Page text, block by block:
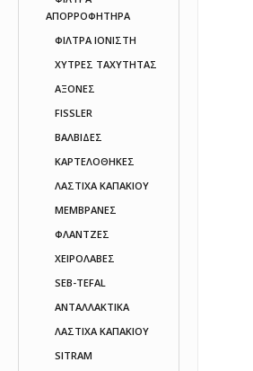
ΑΠΟΡΡΟΦΗΤΗΡΑ
ΦΙΛΤΡΑ ΙΟΝΙΣΤΗ
ΧΥΤΡΕΣ ΤΑΧΥΤΗΤΑΣ
AΞΟΝΕΣ
FISSLER
ΒΑΛΒΙΔΕΣ
ΚΑΡΤΕΛΟΘΗΚΕΣ
ΛΑΣΤΙΧΑ ΚΑΠΑΚΙΟΥ
ΜΕΜΒΡΑΝΕΣ
ΦΛΑΝΤΖΕΣ
ΧΕΙΡΟΛΑΒΕΣ
SEB-TEFAL
ΑΝΤΑΛΛΑΚΤΙΚΑ
ΛΑΣΤΙΧΑ ΚΑΠΑΚΙΟΥ
SITRAM